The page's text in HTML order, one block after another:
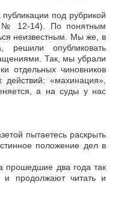
под рубрикой
12-14). По понятным
неизвестным. Мы же, в
решили опубликовать
Так, мы убрали
отдельных чиновников
«махинация»,
а на суды у нас
пытаетесь раскрыть
положение дел в
прошедшие два года так
продолжают читать и